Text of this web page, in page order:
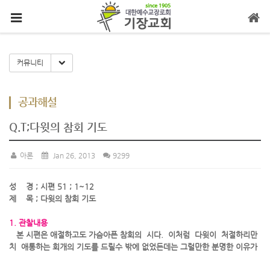
커뮤니티 Toggle Dropdown
공과해설
Q.T;다윗의 참회 기도
아론 Jan 26, 2013 9299
성 경 ; 시편 51 ; 1~12
제 목 ; 다윗의 참회 기도
1. 관찰내용
본 시편은 애절하고도 가슴아픈 참회의 시다. 이처럼 다윗이 처절하리만
치 애통하는 회개의 기도를 드릴수 밖에 없었든데는 그럴만한 분명한 이유가